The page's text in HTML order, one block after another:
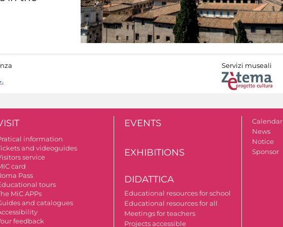
Servizi museali
information
and videoguides
service
card
Pass
tours
MiC APPs
and catalogues
feedback
EVENTS
EXHIBITIONS
DIDATTICA
Educational resources for school
Educational resources for all
Meetings for teachers
Projects accessible
Calendar
News
Notice
Sponsor